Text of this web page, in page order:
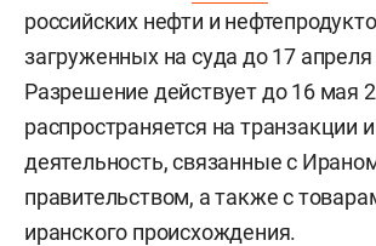
российских нефти и
загруженных на суда до 17 апреля
Разрешение действует до 16 мая
распространяется на транзакции и
деятельность, связанные с
правительством, а также с
иранского происхождения.